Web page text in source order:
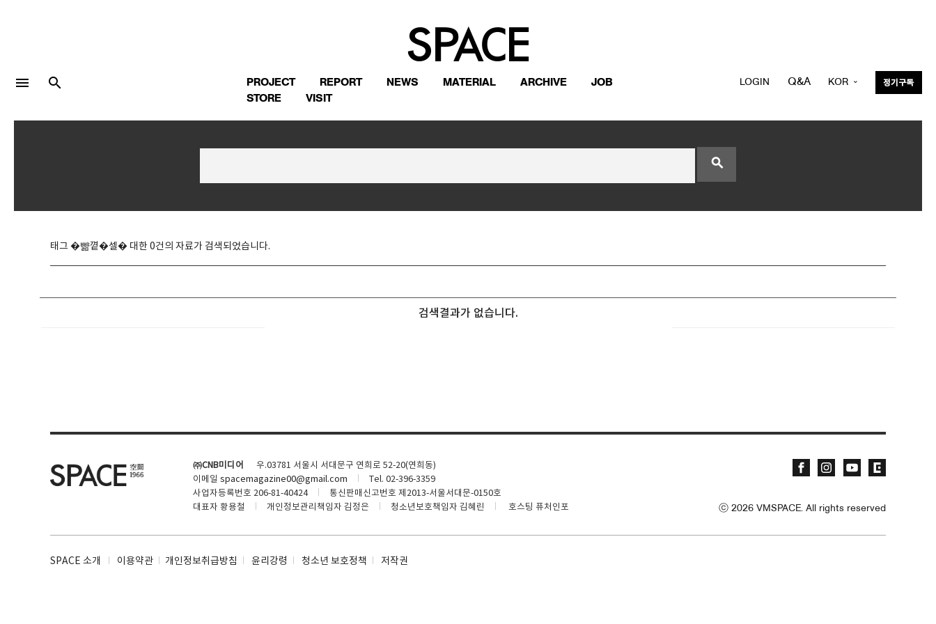
Twitter 로그인
기사문의
Contact
menu search PROJECT REPORT NEWS MATERIAL ARCHIVE
JOB
STORE
VISIT
LOGIN Q&A KOR 정기구독
search
태그 �뺢꼍�셀� 대한 0건의 자료가 검색되었습니다.
검색결과가 없습니다.
㈜CNB미디어
우.03781 서울시 서대문구 연희로 52-20(연희동)
이메일 spacemagazine00@gmail.com
Tel. 02-396-3359
사업자등록번호 206-81-40424
통신판매신고번호 제2013-서울서대문-0150호
대표자 황용철
개인정보관리책임자 김정은 청소년보호책임자 김혜린 호스팅 퓨처인포 ⓒ 2026 VMSPACE. All rights reserved
SPACE 소개 이용약관 개인정보취급방침 윤리강령 청소년 보호정책 저작권